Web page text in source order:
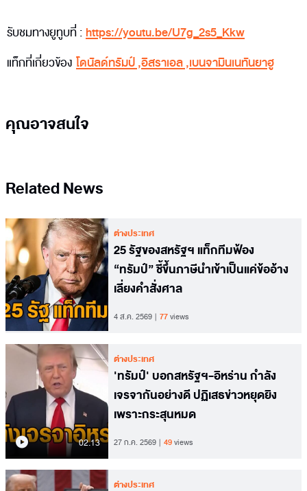
รับชมทางยูทูบที่ : https://youtu.be/U7g_2s5_Kkw
แท็กที่เกี่ยวข้อง โดนัลด์ทรัมป์,อิสราเอล,เบนจามินเนทันยาฮู
คุณอาจสนใจ
Related News
ต่างประเทศ
25 รัฐของสหรัฐฯ แท็กทีมฟ้อง
“ทรัมป์” ชี้ขึ้นภาษีนำเข้าเป็นแค่ข้ออ้าง
เลี่ยงคำสั่งศาล
4 ส.ค. 2569 77views
02.13
ต่างประเทศ
'ทรัมป์' บอกสหรัฐฯ-อิหร่าน กำลัง
เจรจากันอย่างดี ปฏิเสธข่าวหยุดยิง
เพราะกระสุนหมด
27 ก.ค. 2569 49views
ต่างประเทศ